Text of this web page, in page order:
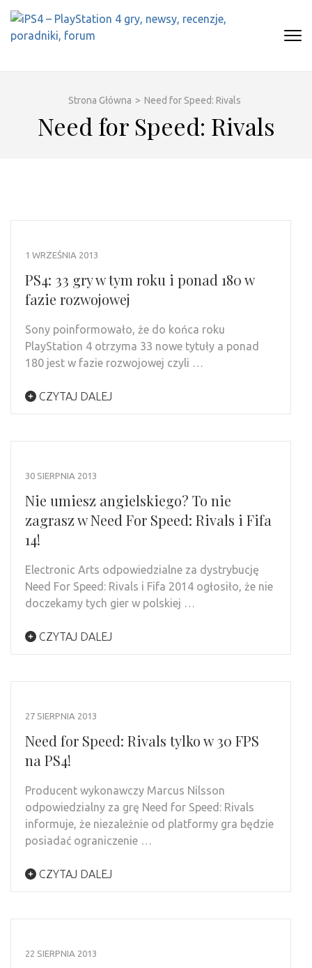
Skip
content
FORUMStrona Główna > Need for Speed: Rivals
Need for Speed: Rivals
1 WRZEŚNIA 2013
PS4: 33 gry w tym roku i ponad 180 w
fazie rozwojowej
Sony poinformowało, że do końca roku
PlayStation 4 otrzyma 33 nowe tytuły a ponad
180 jest w fazie rozwojowej czyli …
CZYTAJ DALEJ
30 SIERPNIA 2013
Nie umiesz angielskiego? To nie
zagrasz w Need For Speed: Rivals i Fifa
14!
Electronic Arts odpowiedzialne za dystrybucję
Need For Speed: Rivals i Fifa 2014 ogłosiło, że nie
doczekamy tych gier w polskiej …
CZYTAJ DALEJ
27 SIERPNIA 2013
Need for Speed: Rivals tylko w 30 FPS
na PS4!
Producent wykonawczy Marcus Nilsson
odpowiedzialny za grę Need for Speed: Rivals
informuje, że niezależnie od platformy gra będzie
posiadać ograniczenie …
CZYTAJ DALEJ
22 SIERPNIA 2013